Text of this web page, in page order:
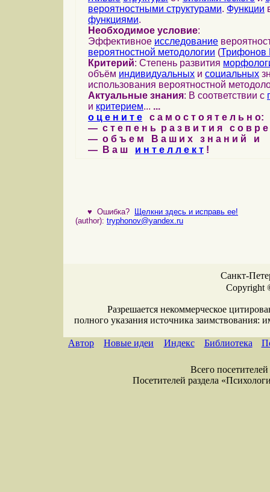
вероятностными структурами. Функции
функциями.
Необходимое условие:
Эффективное исследование
вероятностной методологии (Трифонов
Критерий: Степень развития
объём индивидуальных и социальных
использования вероятностной
Актуальные знания: В соответствии с
и критерием... ...
о ц е н и т е с а м о с т о я т е л ь н о:
— с т е п е н ь р а з в и т и я с о в р
— о б ъ е м В а ш и х з н а н и й и
— В а ш и н т е л л е к т !
♥ Ошибка?
Щелкни здесь и исправь ее!
(author): tryphonov@yandex.ru
Санкт-
Copyright
Разрешается некоммерческое
полного указания источника заимствования:
Автор Новые идеи Индекс Библиотека
Всего
Посетителей раздела